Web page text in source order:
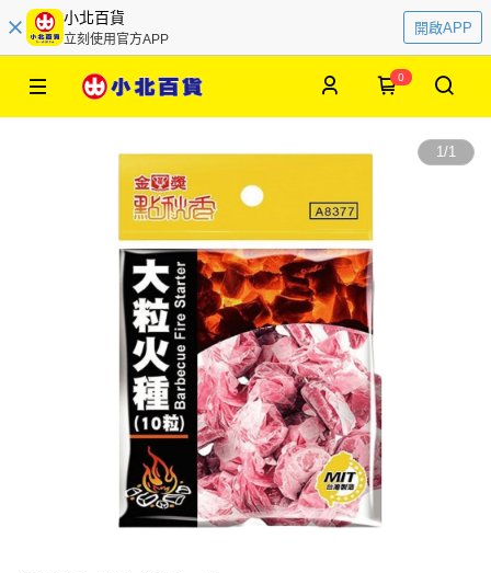
小北百貨
立刻使用官方APP
開啟APP
0
1/1